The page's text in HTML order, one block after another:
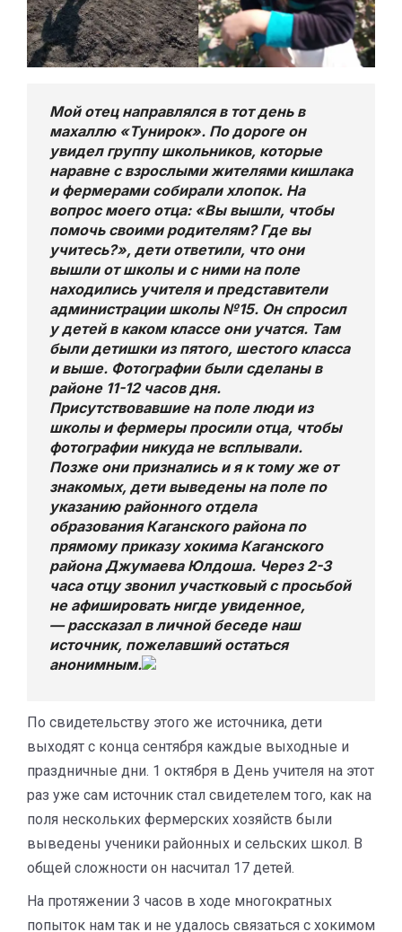
Мой отец направлялся в тот день в
махаллю «Тунирок». По дороге он
увидел группу школьников, которые
наравне с взрослыми жителями кишлака
и фермерами собирали хлопок. На
вопрос моего отца: «Вы вышли, чтобы
помочь своими родителям? Где вы
учитесь?», дети ответили, что они
вышли от школы и с ними на поле
находились учителя и представители
администрации школы №15. Он спросил
у детей в каком классе они учатся. Там
были детишки из пятого, шестого класса
и выше. Фотографии были сделаны в
районе 11-12 часов дня.
Присутствовавшие на поле люди из
школы и фермеры просили отца, чтобы
фотографии никуда не всплывали.
Позже они признались и я к тому же от
знакомых, дети выведены на поле по
указанию районного отдела
образования Каганского района по
прямому приказу хокима Каганского
района Джумаева Юлдоша. Через 2-3
часа отцу звонил участковый с просьбой
не афишировать нигде увиденное,
— рассказал в личной беседе наш
источник, пожелавший остаться
анонимным.
По свидетельству этого же источника, дети
выходят с конца сентября каждые выходные и
праздничные дни. 1 октября в День учителя на этот
раз уже сам источник стал свидетелем того, как на
поля нескольких фермерских хозяйств были
выведены ученики районных и сельских школ. В
общей сложности он насчитал 17 детей.
На протяжении 3 часов в ходе многократных
попыток нам так и не удалось связаться с хокимом